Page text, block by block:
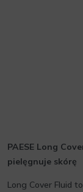
PAESE Long
pielęgnuje skórę
Long Cover Fluid